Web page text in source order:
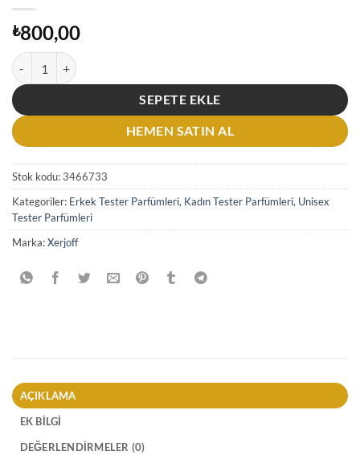
₺800,00
Xerjoff 1861 Naxos EDP 100 ML Unisex Tester Parfüm adet
SEPETE EKLE
HEMEN SATIN AL
Stok kodu:3466733
Kategoriler: Erkek Tester Parfümleri, Kadın Tester Parfümleri, Unisex
Tester Parfümleri
Marka:Xerjoff
AÇIKLAMA
EK BILGI
DEĞERLENDIRMELER (0)